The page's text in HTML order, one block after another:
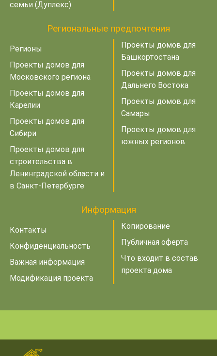
семьи (Дуплекс)
Региональные предпочтения
Регионы
Проекты домов для
Московского региона
Проекты домов для
Карелии
Проекты домов для
Сибири
Проекты домов для
строительства в
Ленинградской области и
в Санкт-Петербурге
Проекты домов для
Башкортостана
Проекты домов для
Дальнего Востока
Проекты домов для
Самары
Проекты домов для
южных регионов
Информация
Контакты
Конфиденциальность
Важная информация
Модификация проекта
Копирование
Публичная оферта
Что входит в состав
проекта дома